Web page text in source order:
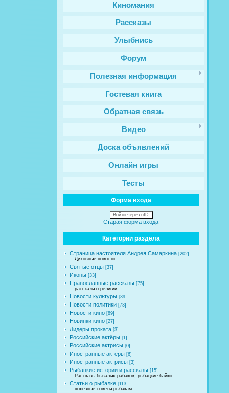
Киномания
Рассказы
Улыбнись
Форум
Полезная информация
Гостевая книга
Обратная связь
Видео
Доска объявлений
Онлайн игры
Тесты
Форма входа
Войти через uID
Старая форма входа
Категории раздела
Страница настоятеля Андрея Самаркина [202]
Духовные новости
Святые отцы [37]
Иконы [33]
Православные рассказы [75]
рассказы о религии
Новости культуры [39]
Новости политики [73]
Новости кино [89]
Новинки кино [27]
Лидеры проката [3]
Российские актёры [1]
Российские актрисы [0]
Иностранные актёры [6]
Иностранные актрисы [3]
Рыбацкие истории и рассказы [15]
Рассказы бывалых рабаков, рыбацкие байки
Статьи о рыбалке [113]
полезные советы рыбакам